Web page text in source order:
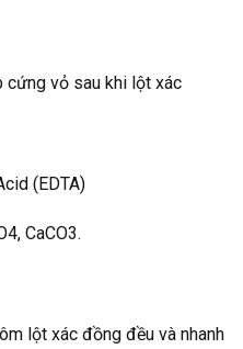
cứng vỏ sau khi lột xác
(EDTA)
CaCO3.
lột xác đồng đều và nhanh